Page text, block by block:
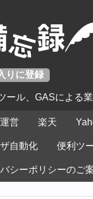
ール、GASによる
営 楽天
自動化 便利ツ
シーポリシーのご